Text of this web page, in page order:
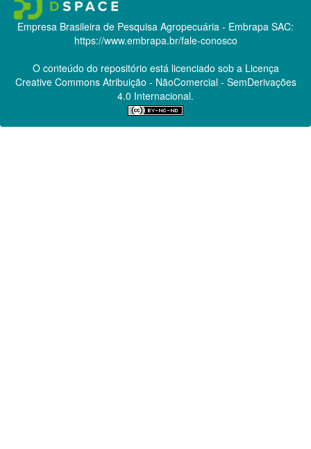
Empresa Brasileira de Pesquisa Agropecuária - Embrapa SAC:
https://www.embrapa.br/fale-conosco
O conteúdo do repositório está licenciado sob a Licença
Creative CommonsAtribuição - NãoComercial - SemDerivações
4.0 Internacional.